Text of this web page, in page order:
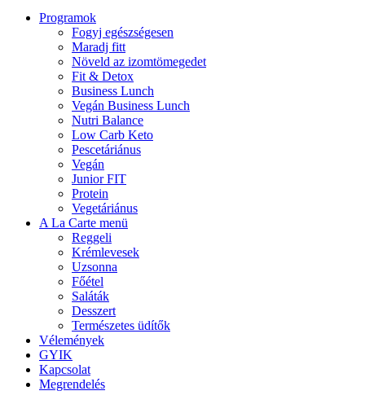
Programok
Fogyj egészségesen
Maradj fitt
Növeld az izomtömegedet
Fit & Detox
Business Lunch
Vegán Business Lunch
Nutri Balance
Low Carb Keto
Pescetáriánus
Vegán
Junior FIT
Protein
Vegetáriánus
A La Carte menü
Reggeli
Krémlevesek
Uzsonna
Főétel
Saláták
Desszert
Természetes üdítők
Vélemények
GYIK
Kapcsolat
Megrendelés